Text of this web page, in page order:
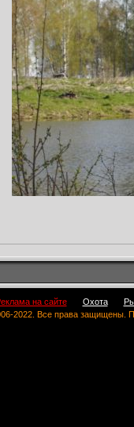
на сайте Охота
2022. Все права защищены.